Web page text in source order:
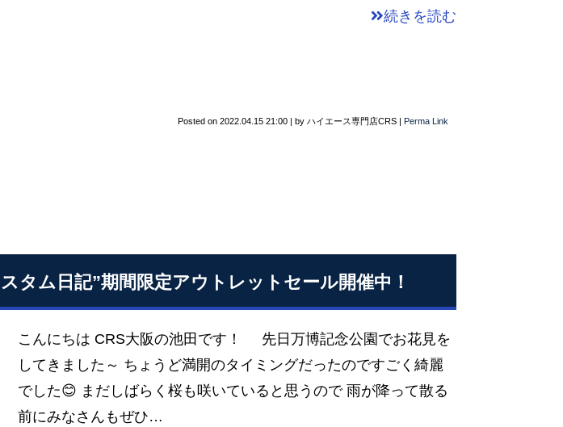
続きを読む
Posted on 2022.04.15 21:00 | by ハイエース専門店CRS | Perma Link
タム日記”期間限定アウトレットセール開催中！
こんにちは CRS大阪の池田です！ 先日万博記念公園でお花見を
してきました～ ちょうど満開のタイミングだったのですごく綺麗
でした😊 まだしばらく桜も咲いていると思うので 雨が降って散る
前にみなさんもぜひ…